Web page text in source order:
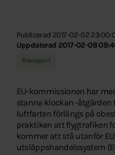
Publicerad 2017-02-02
Uppdaterad 2017-02-08
Transport
EU-kommissionen har
stanna klockan -
luftfarten förlängs på
praktiken att flygtrafiken
kommer att stå utanför
utsläppshandelssystem